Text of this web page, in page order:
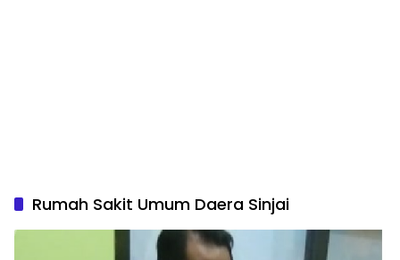
Rumah Sakit Umum Daera Sinjai